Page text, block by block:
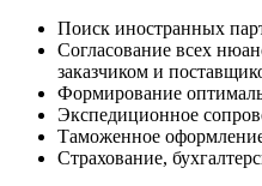
Поиск иностранных
Согласование всех
заказчиком и
Формирование
Экспедиционное
Таможенное
Страхование,